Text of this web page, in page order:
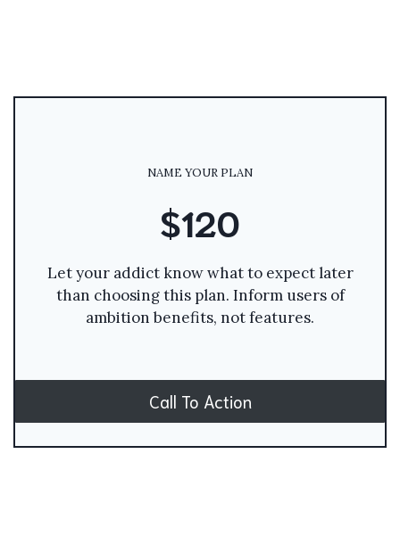
NAME YOUR PLAN
$120
Let your addict know what to expect later
than choosing this plan. Inform users of
ambition benefits, not features.
Call To Action